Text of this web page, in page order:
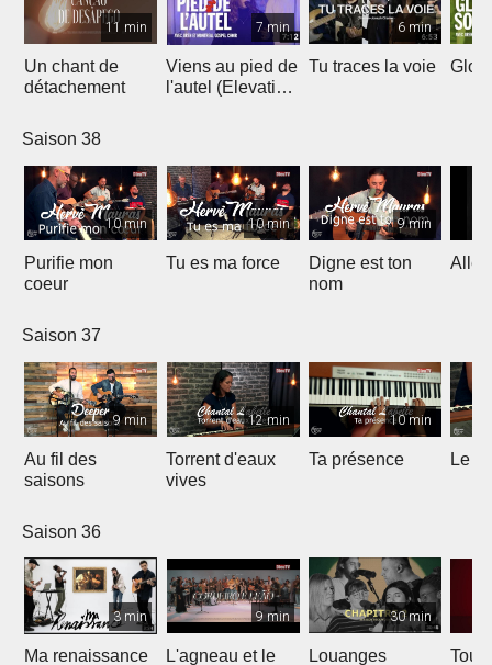
11 min
Un chant de
détachement
7 min
Viens au pied de
l'autel (Elevation
6 min
Tu traces la voie
Saison 38
10 min
Purifie mon
coeur
10 min
Tu es ma force
9 min
Digne est ton
nom
Saison 37
9 min
Au fil des
saisons
12 min
Torrent d'eaux
vives
10 min
Ta présence Le
Saison 36
3 min
Ma renaissance
9 min
L'agneau et le
30 min
Louanges Tout